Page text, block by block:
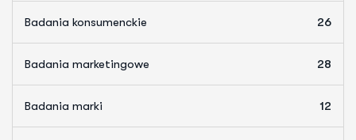
Badania konsumenckie 26
Badania marketingowe 28
Badania marki 12